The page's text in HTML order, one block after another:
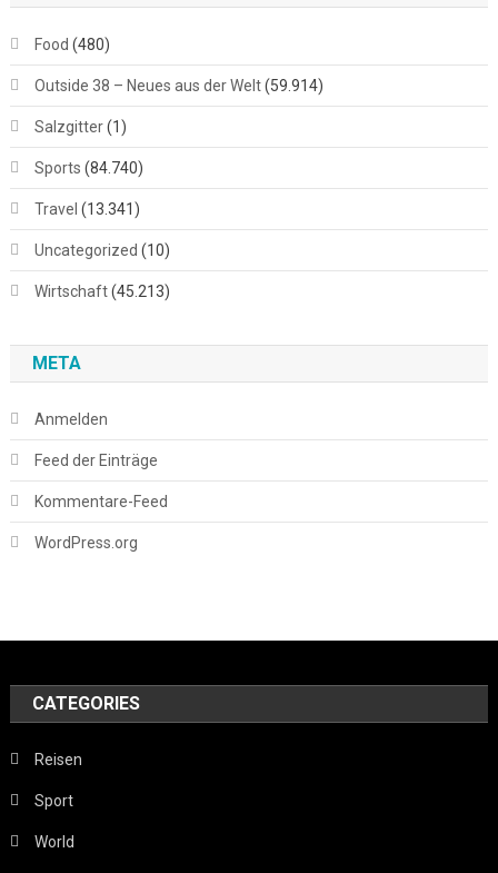
Food (480)
Outside 38 – Neues aus der Welt(59.914)
Salzgitter(1)
Sports (84.740)
Travel (13.341)
Uncategorized (10)
Wirtschaft(45.213)
META
Anmelden
Feed der Einträge
Kommentare-Feed
WordPress.org
CATEGORIES
Reisen
Sport
World